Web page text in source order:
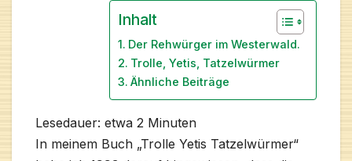
Inhalt
Der Rehwürger im Westerwald.
Trolle, Yetis, Tatzelwürmer
Ähnliche Beiträge
Lesedauer: etwa 2 Minuten
In meinem Buch „Trolle Yetis Tatzelwürmer“